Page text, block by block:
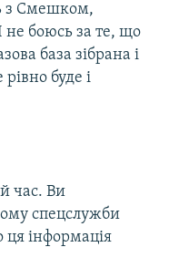
з Смешком,
не боюсь за те, що
база зібрана і
буде і
час. Ви
спецслужби
ця інформація